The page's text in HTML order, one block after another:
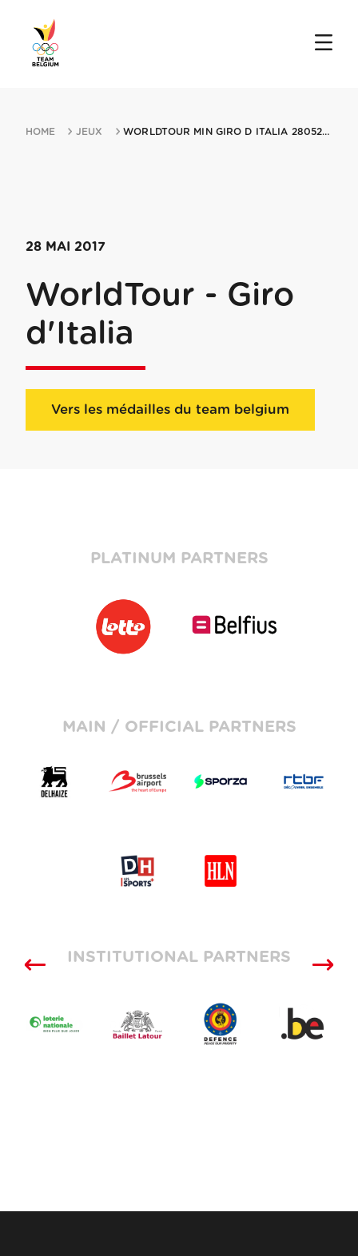
HOME JEUX WORLDTOUR MIN GIRO D ITALIA 28052017 ALGHERO
28 MAI 2017
WorldTour - Giro
d'Italia
Vers les médailles du team belgium
PLATINUM PARTNERS
MAIN / OFFICIAL PARTNERS
INSTITUTIONAL PARTNERS